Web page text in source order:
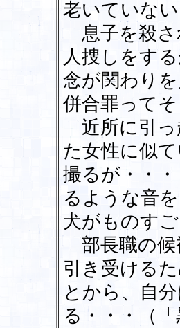
老いていな
息子を殺さ
人捜しをす
念が関わり
併合罪って
近所に引っ
た女性に似
撮るが・・
るような音
犬がものす
部長職の候
引き受ける
とから、自
る・・・（